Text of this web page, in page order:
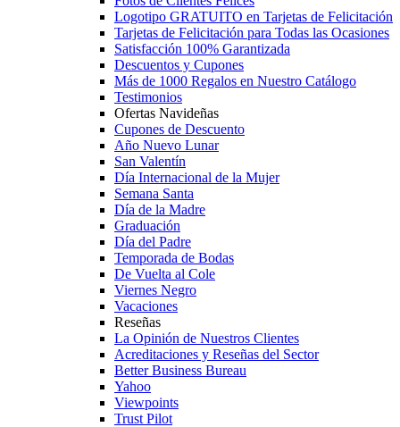
Logotipo GRATUITO en Tarjetas de Felicitación
Tarjetas de Felicitación para Todas las Ocasiones
Satisfacción 100% Garantizada
Descuentos y Cupones
Más de 1000 Regalos en Nuestro Catálogo
Testimonios
Ofertas Navideñas
Cupones de Descuento
Año Nuevo Lunar
San Valentín
Día Internacional de la Mujer
Semana Santa
Día de la Madre
Graduación
Día del Padre
Temporada de Bodas
De Vuelta al Cole
Viernes Negro
Vacaciones
Reseñas
La Opinión de Nuestros Clientes
Acreditaciones y Reseñas del Sector
Better Business Bureau
Yahoo
Viewpoints
Trust Pilot